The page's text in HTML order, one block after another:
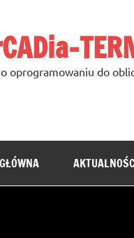
oprogramowaniu do